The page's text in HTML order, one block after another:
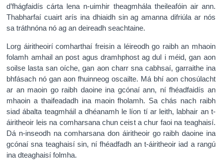
d’fhágfaidís cárta lena n-uimhir theagmhála theileafóin air ann.
Thabharfaí cuairt arís ina dhiaidh sin ag amanna difriúla ar nós
sa tráthnóna nó ag an deireadh seachtaine.
Lorg áiritheoirí comharthaí freisin a léireodh go raibh an mhaoin
folamh amhail an post agus dramhphost ag dul i méid, gan aon
soilse lasta san oíche, gan aon charr sna cabhsaí, garraithe ina
bhfásach nó gan aon fhuinneog oscailte. Má bhí aon chosúlacht
ar an maoin go raibh daoine ina gcónaí ann, ní fhéadfaidís an
mhaoin a thaifeadadh ina maoin fholamh. Sa chás nach raibh
siad ábalta teagmháil a dhéanamh le líon tí ar leith, labhair an t-
áiritheoir leis na comharsana chun ceist a chur faoi na teaghaisí.
Dá n-inseodh na comharsana don áiritheoir go raibh daoine ina
gcónaí sna teaghaisí sin, ní fhéadfadh an t-áiritheoir iad a rangú
ina dteaghaisí folmha.